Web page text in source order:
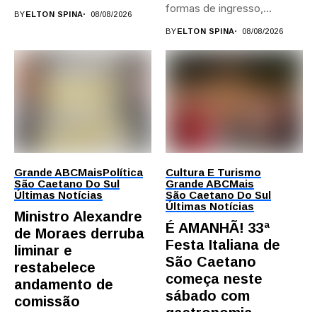
BYELTON SPINA 08/08/2026
formas de ingresso,
BYELTON SPINA 08/08/2026
Grande ABCMaisPolítica
São Caetano Do Sul
Últimas Notícias
Ministro Alexandre
de Moraes derruba
liminar e
restabelece
andamento de
comissão
Cultura E Turismo
Grande ABCMais
São Caetano Do Sul
Últimas Notícias
É AMANHÃ! 33ª
Festa Italiana de
São Caetano
começa neste
sábado com